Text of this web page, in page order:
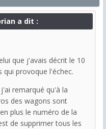
a dit :
que j'avais décrit le 10
qui provoque l'échec.
remarqué qu'à la
des wagons sont
plus le numéro de la
de supprimer tous les